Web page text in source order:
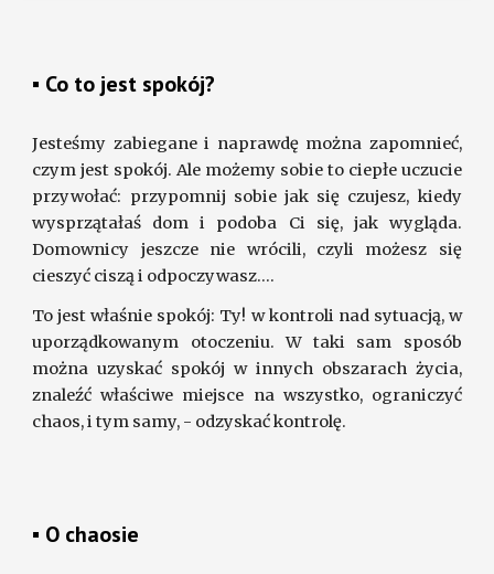
▪ Co to jest spokój?
Jesteśmy zabiegane i naprawdę można zapomnieć,
czym jest spokój. Ale możemy sobie to ciepłe uczucie
przywołać: przypomnij sobie jak się czujesz, kiedy
wysprzątałaś dom i podoba Ci się, jak wygląda.
Domownicy jeszcze nie wrócili, czyli możesz się
cieszyć ciszą i odpoczywasz....
To jest właśnie spokój: Ty! w kontroli nad sytuacją, w
uporządkowanym otoczeniu. W taki sam sposób
można uzyskać spokój w innych obszarach życia,
znaleźć właściwe miejsce na wszystko, ograniczyć
chaos, i tym samy, - odzyskać kontrolę.
▪ O chaosie